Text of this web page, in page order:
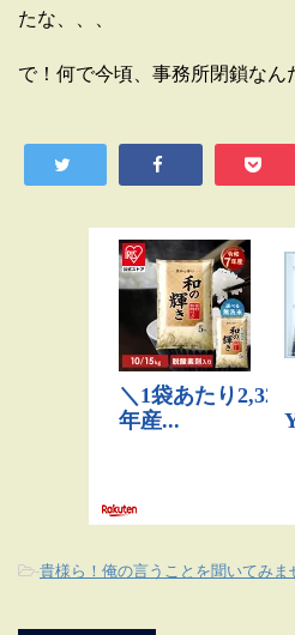
たな、、、
で！何で今頃、事務所閉鎖なん
-貴様ら！俺の言うことを聞いてみま